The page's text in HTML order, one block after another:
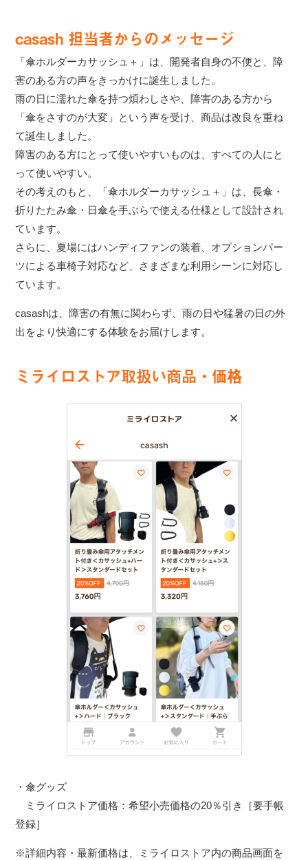
casash 担当者からのメッセージ
「傘ホルダーカサッシュ＋」は、開発者自身の不便と、障
害のある方の声をきっかけに誕生しました。
雨の日に濡れた傘を持つ煩わしさや、障害のある方から
「傘をさすのが大変」という声を受け、商品は改良を重ね
て誕生しました。
障害のある方にとって使いやすいものは、すべての人にと
って使いやすい。
その考えのもと、「傘ホルダーカサッシュ＋」は、長傘・
折りたたみ傘・日傘を手ぶらで使える仕様として設計され
ています。
さらに、夏場にはハンディファンの装着、オプションパー
ツによる車椅子対応など、さまざまな利用シーンに対応し
ています。
casashは、障害の有無に関わらず、雨の日や猛暑の日の外
出をより快適にする体験をお届けします。
ミライロストア取扱い商品・価格
・傘グッズ
ミライロストア価格：希望小売価格の20％引き［要手帳
登録］
※詳細内容・最新価格は、ミライロストア内の商品画面を